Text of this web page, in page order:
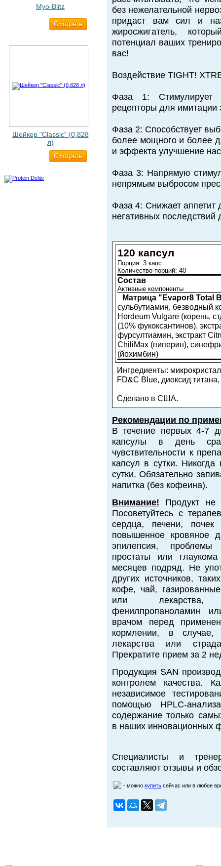
Myo-Blitz
Cмотреть
Шейкер "Classic" (0,828
л)
Cмотреть
без нежелательной
придаст вам сил и
жиросжигатель,
потенциал ваших
вас!
Воздействие TIGHT!
Фаза 1: Стимулирует
рецепторы для
Фаза 2: Способствует
более мощного и более
и эффекта улучшение
Фаза 3: Напрямую
непрямым выбросом
Фаза 4: Снижает
негативных последствий
120 капсул
Порция: 3 капс.
Количество порций: 40
Состав
Активные компоненты
Матрица "Evapor8 Total
сульбутиамин, безводный
Hordeum Vulgare (корень,
(10% фукоксантинов),
фурсултиамин, экстракт
ChiliMax (пиперин),
(йохимбин)
Ингредиенты:
FD&C Blue, диоксид
Сделано в США.
Рекомендации по
В течение первых 4-7
капсулы в день
чувствительности к
капсул в сутки.
сутки. Обязательно
напитка (без кофеина).
Внимание! Продукт не
Посоветуйтесь с
сердца, печени,
повышенное кровяное
эпилепсия, проблемы
простаты или
месяцев подряд. Не
других источников,
кофе, чай,
или лекарства,
фенилпропаноламин
врачом перед
кормлении, в случае,
лекарства или
Прекратите прием за 2
Продукция SAN
контролем качества.
независимое
помощью HPLC-
содержание только
в наших инновационных
Специалисты и
составляют отзывы и
- можно купить сейчас или в любое